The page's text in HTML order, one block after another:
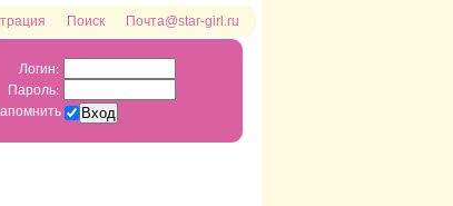
Поиск Почта@star-girl.ru
Логин:
Пароль: